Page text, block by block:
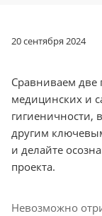
20 сентября 2024
Сравниваем
медицинских и
гигиеничности,
другим
и делайте
проекта.
Невозможно